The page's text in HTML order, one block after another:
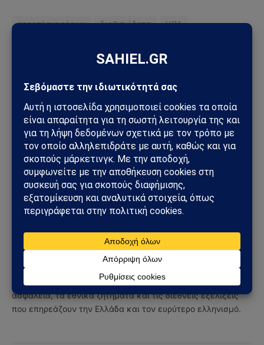
αεροπλανοφόρων διεθνή ύδατα ΗΠΑ
Ακολουθήστε στο Instagram
Ακολουθήστε στο YouTube
Facebook Twitter Pinterest
Instagram
Tumblr
Το Sahiel.gr είναι ανεξάρτητη ψηφιακή πύλη ενημέρωσης
και ανάλυσης με έμφαση στη γεωπολιτική, τη διεθνή
ασφάλεια, τα εθνικά ζητήματα και τις διεθνείς εξελίξεις
που επηρεάζουν την Ελλάδα και τον ευρύτερο ελληνισμό.